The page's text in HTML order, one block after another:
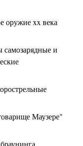
оружие xx века
самозарядные и
Маузере"